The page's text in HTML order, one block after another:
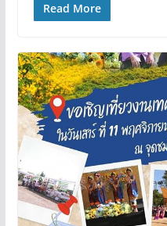
Read More